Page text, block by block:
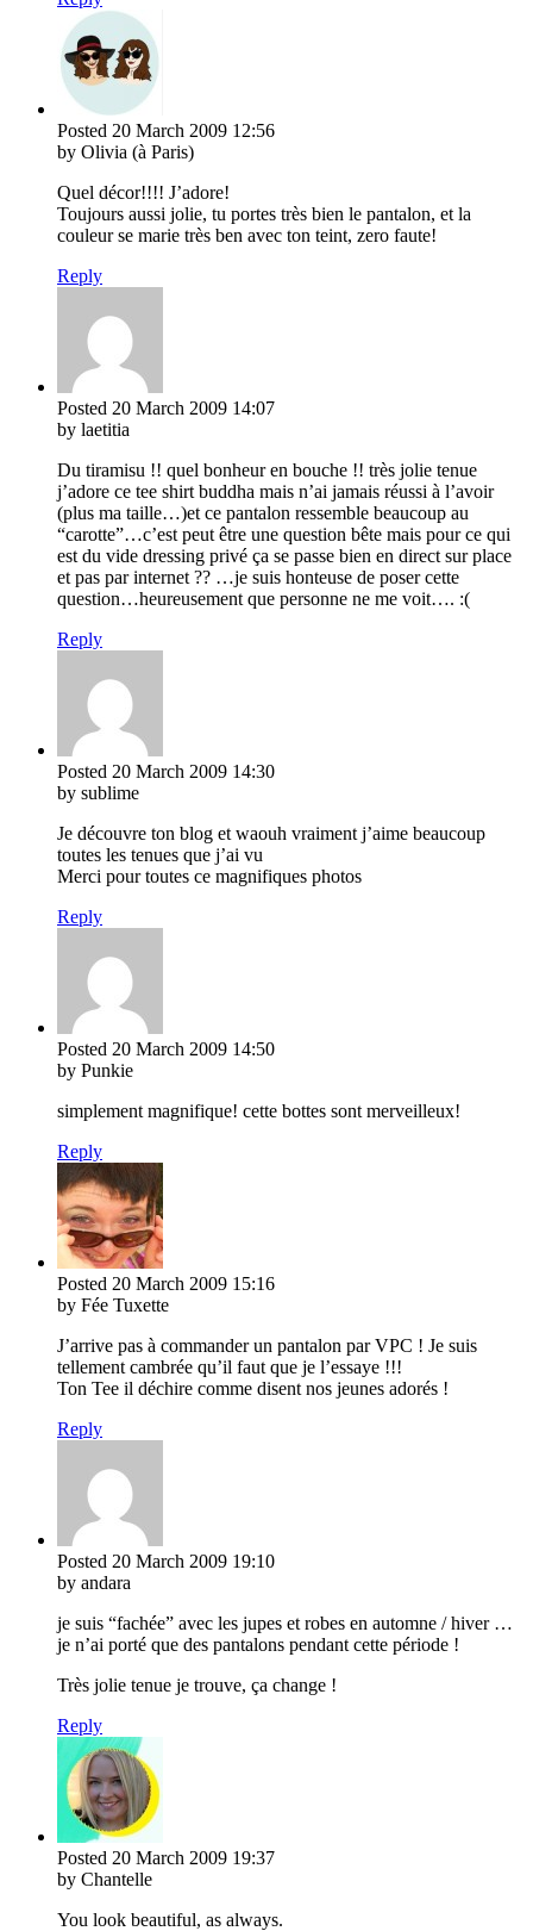
Posted 20 March 2009 12:56
by Olivia (à Paris)
Quel décor!!!! J’adore!
Toujours aussi jolie, tu portes très bien le pantalon, et la
couleur se marie très ben avec ton teint, zero faute!
Reply
Posted 20 March 2009 14:07
by laetitia
Du tiramisu !! quel bonheur en bouche !! très jolie tenue
j’adore ce tee shirt buddha mais n’ai jamais réussi à l’avoir
(plus ma taille…)et ce pantalon ressemble beaucoup au
“carotte”…c’est peut être une question bête mais pour ce qui
est du vide dressing privé ça se passe bien en direct sur place
et pas par internet ?? …je suis honteuse de poser cette
question…heureusement que personne ne me voit…. :(
Reply
Posted 20 March 2009 14:30
by sublime
Je découvre ton blog et waouh vraiment j’aime beaucoup
toutes les tenues que j’ai vu
Merci pour toutes ce magnifiques photos
Reply
Posted 20 March 2009 14:50
by Punkie
simplement magnifique! cette bottes sont merveilleux!
Reply
Posted 20 March 2009 15:16
by Fée Tuxette
J’arrive pas à commander un pantalon par VPC ! Je suis
tellement cambrée qu’il faut que je l’essaye !!!
Ton Tee il déchire comme disent nos jeunes adorés !
Reply
Posted 20 March 2009 19:10
by andara
je suis “fachée” avec les jupes et robes en automne / hiver …
je n’ai porté que des pantalons pendant cette période !
Très jolie tenue je trouve, ça change !
Reply
Posted 20 March 2009 19:37
by Chantelle
You look beautiful, as always.